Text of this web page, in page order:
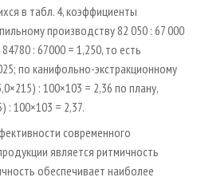
в табл. 4, коэффициенты
производству 82 050 : 67 000
: 67000 = 1,250, то есть
по канифольно-экстракционному
: 100×103 = 2,36 по плану,
: 100×103 = 2,37.
современного
является ритмичность
обеспечивает наиболее